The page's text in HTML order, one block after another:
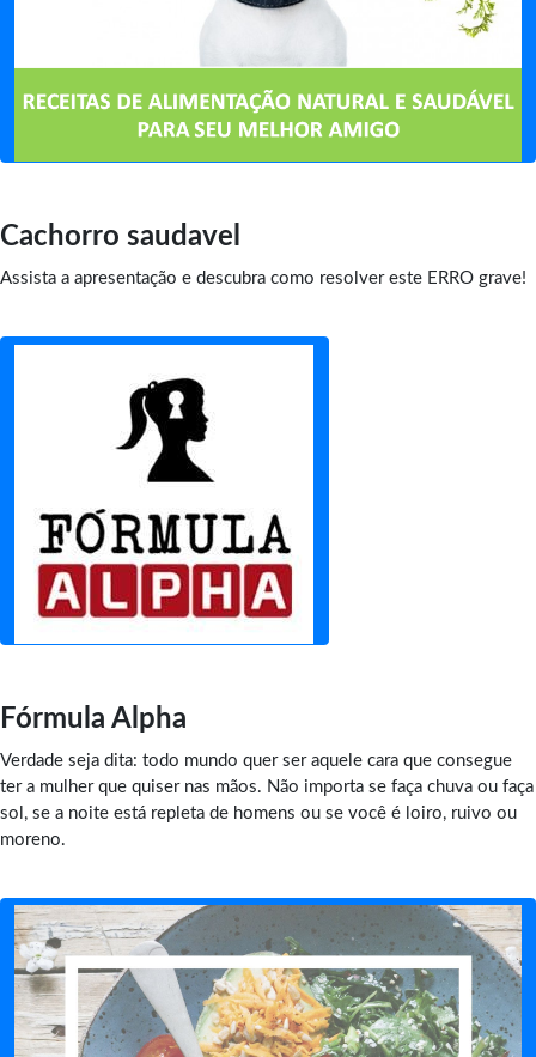
Cachorro saudavel
Assista a apresentação e descubra como resolver este ERRO grave!
Fórmula Alpha
Verdade seja dita: todo mundo quer ser aquele cara que consegue
ter a mulher que quiser nas mãos. Não importa se faça chuva ou faça
sol, se a noite está repleta de homens ou se você é loiro, ruivo ou
moreno.